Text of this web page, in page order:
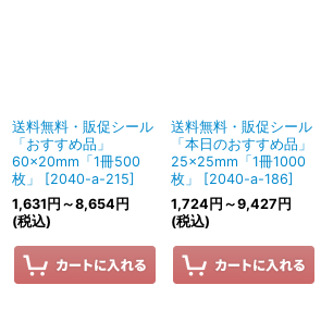
送料無料・販促シール
「おすすめ品」
60×20mm「1冊500
枚」
[2040-a-215]
1,631 円 ～8,654 円
(税込)
送料無料・販促シール
「本日のおすすめ品」
25×25mm「1冊1000
枚」
[2040-a-186]
1,724 円 ～9,427 円
(税込)